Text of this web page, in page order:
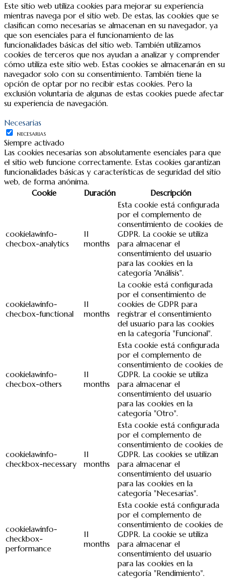
Este sitio web utiliza cookies para mejorar su experiencia
mientras navega por el sitio web. De estas, las cookies que se
clasifican como necesarias se almacenan en su navegador, ya
que son esenciales para el funcionamiento de las
funcionalidades básicas del sitio web. También utilizamos
cookies de terceros que nos ayudan a analizar y comprender
cómo utiliza este sitio web. Estas cookies se almacenarán en su
navegador solo con su consentimiento. También tiene la
opción de optar por no recibir estas cookies. Pero la
exclusión voluntaria de algunas de estas cookies puede afectar
su experiencia de navegación.
Necesarias
NECESARIAS
Siempre activado
Las cookies necesarias son absolutamente esenciales para que
el sitio web funcione correctamente. Estas cookies garantizan
funcionalidades básicas y características de seguridad del sitio
web, de forma anónima.
Cookie
Duración Descripción
cookielawinfo-
checbox-analytics
11
months
Esta cookie está configurada
por el complemento de
consentimiento de cookies de
GDPR. La cookie se utiliza
para almacenar el
consentimiento del usuario
para las cookies en la
categoría "Análisis".
cookielawinfo-
checbox-functional
11
months
La cookie está configurada
por el consentimiento de
cookies de GDPR para
registrar el consentimiento
del usuario para las cookies
en la categoría "Funcional".
cookielawinfo-
checbox-others
11
months
Esta cookie está configurada
por el complemento de
consentimiento de cookies de
GDPR. La cookie se utiliza
para almacenar el
consentimiento del usuario
para las cookies en la
categoría "Otro".
cookielawinfo-
checkbox-necessary
11
months
Esta cookie está configurada
por el complemento de
consentimiento de cookies de
GDPR. Las cookies se utilizan
para almacenar el
consentimiento del usuario
para las cookies en la
categoría "Necesarias".
cookielawinfo-
checkbox-
performance
11
months
Esta cookie está configurada
por el complemento de
consentimiento de cookies de
GDPR. La cookie se utiliza
para almacenar el
consentimiento del usuario
para las cookies en la
categoría "Rendimiento".